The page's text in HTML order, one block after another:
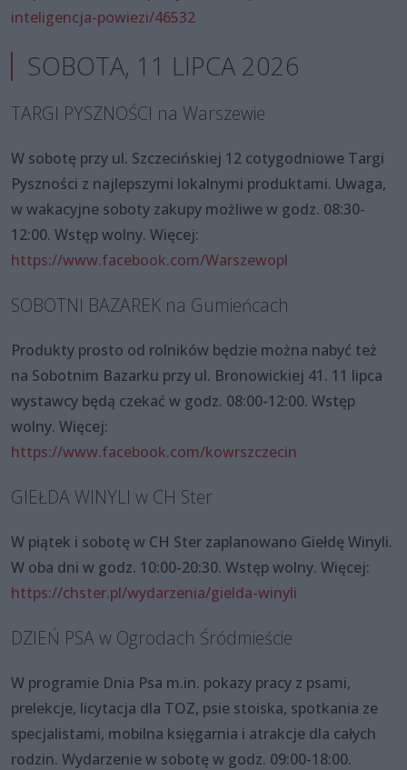
inteligencja-powiezi/46532
SOBOTA, 11 LIPCA 2026
TARGI PYSZNOŚCI na Warszewie
W sobotę przy ul. Szczecińskiej 12 cotygodniowe Targi
Pyszności z najlepszymi lokalnymi produktami. Uwaga,
w wakacyjne soboty zakupy możliwe w godz. 08:30-
12:00. Wstęp wolny. Więcej:
https://www.facebook.com/Warszewopl
SOBOTNI BAZAREK na Gumieńcach
Produkty prosto od rolników będzie można nabyć też
na Sobotnim Bazarku przy ul. Bronowickiej 41. 11 lipca
wystawcy będą czekać w godz. 08:00-12:00. Wstęp
wolny. Więcej:
https://www.facebook.com/kowrszczecin
GIEŁDA WINYLI w CH Ster
W piątek i sobotę w CH Ster zaplanowano Giełdę Winyli.
W oba dni w godz. 10:00-20:30. Wstęp wolny. Więcej:
https://chster.pl/wydarzenia/gielda-winyli
DZIEŃ PSA w Ogrodach Śródmieście
W programie Dnia Psa m.in. pokazy pracy z psami,
prelekcje, licytacja dla TOZ, psie stoiska, spotkania ze
specjalistami, mobilna księgarnia i atrakcje dla całych
rodzin. Wydarzenie w sobotę w godz. 09:00-18:00.